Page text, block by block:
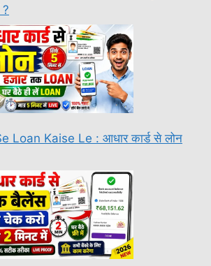
Loan Kaise Le : आधार कार्ड से लोन